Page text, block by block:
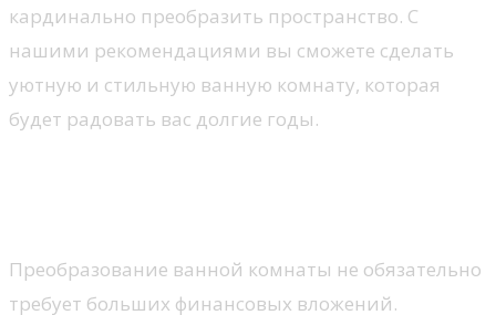
кардинально преобразить пространство. С
нашими рекомендациями вы сможете сделать
уютную и стильную ванную комнату, которая
будет радовать вас долгие годы.
Преобразование ванной комнаты не обязательно
требует больших финансовых вложений.